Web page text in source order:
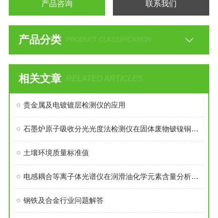
产品咨询 联系我们
产品分类 PRODUCT CLASSIFICATION
相关文章 RELATED ARTICLES
贵金属及电镀镀层检测仪的应用
石墨炉原子吸收分光光度法检测仪在固体废物铍镍铜和钼测定中的应用
土壤环境质量标准值
电感耦合等离子体光谱仪在润滑油化学元素含量分析中的应用
钢铁及合金行业问题解答